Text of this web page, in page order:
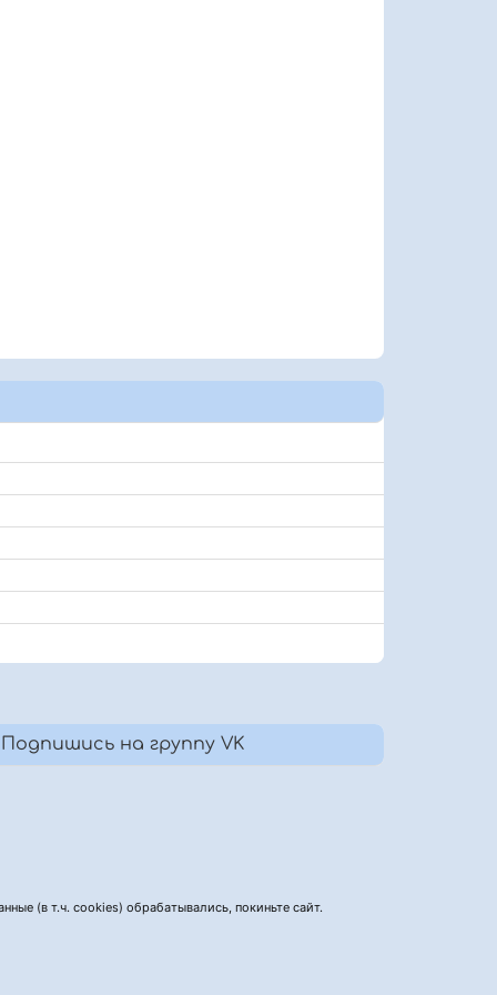
Подпишись на группу VK
(в т.ч. cookies) обрабатывались, покиньте сайт.